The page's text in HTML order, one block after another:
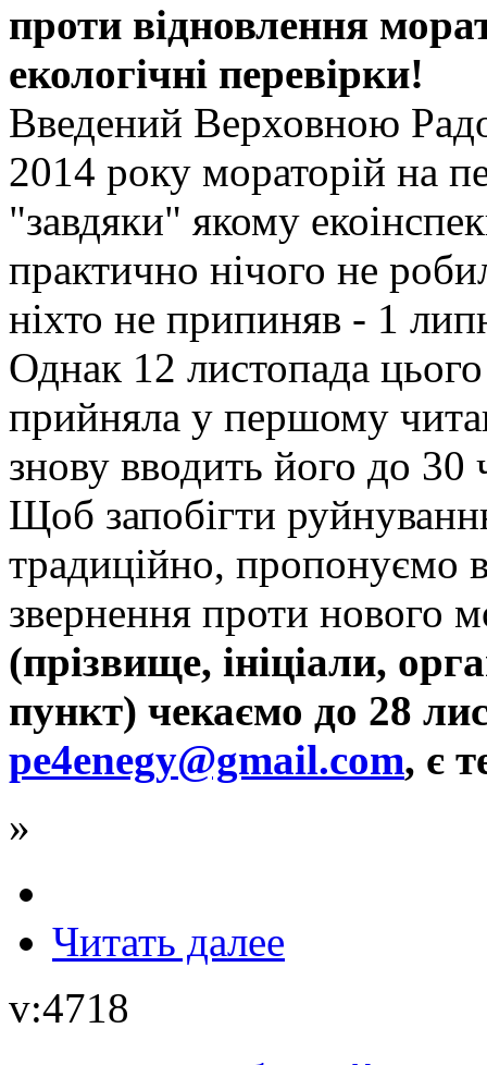
проти відновлення
екологічні перевірки!
Введений Верховною
2014 року мораторій на
"завдяки" якому
практично нічого не
ніхто не припиняв - 1
Однак 12 листопада
прийняла у першому
знову вводить його до 30
Щоб запобігти
традиційно, пропонуємо
звернення проти нового
(прізвище, ініціали,
пункт) чекаємо до 28
pe4enegy@gmail.com, є
»
Читать далее
v:4718